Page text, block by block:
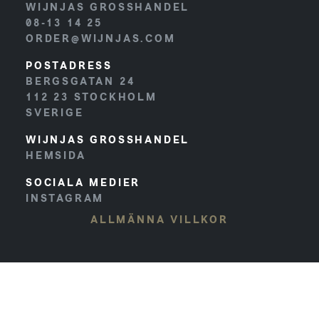
WIJNJAS GROSSHANDEL
08-13 14 25
ORDER@WIJNJAS.COM
POSTADRESS
BERGSGATAN 24
112 23 STOCKHOLM
SVERIGE
WIJNJAS GROSSHANDEL
HEMSIDA
SOCIALA MEDIER
INSTAGRAM
ALLMÄNNA VILLKOR